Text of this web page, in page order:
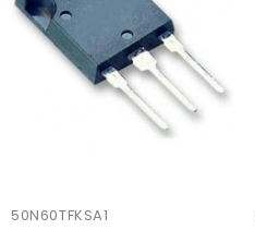
50N60TFKSA1